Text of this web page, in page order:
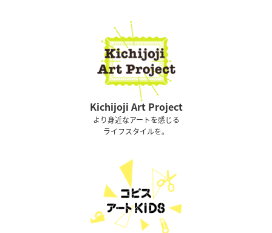
Kichijoji Art Project
より身近なアートを感じる
ライフスタイルを。